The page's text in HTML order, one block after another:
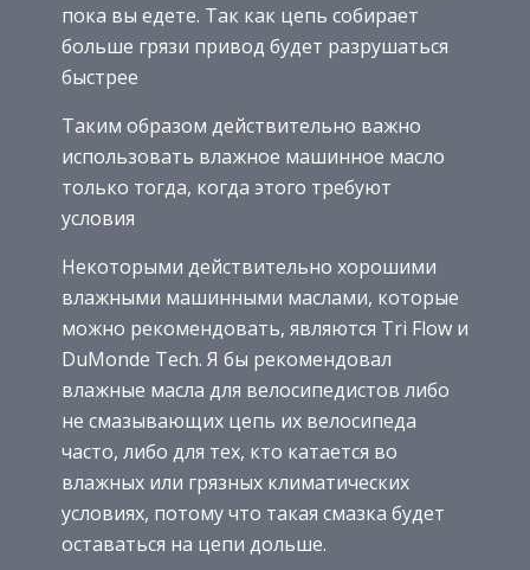
пока вы едете. Так как цепь собирает
больше грязи привод будет разрушаться
быстрее
Таким образом действительно важно
использовать влажное машинное масло
только тогда, когда этого требуют
условия
Некоторыми действительно хорошими
влажными машинными маслами, которые
можно рекомендовать, являются Tri Flow и
DuMonde Tech. Я бы рекомендовал
влажные масла для велосипедистов либо
не смазывающих цепь их велосипеда
часто, либо для тех, кто катается во
влажных или грязных климатических
условиях, потому что такая смазка будет
оставаться на цепи дольше.